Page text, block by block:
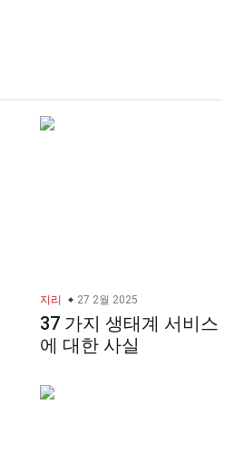
지리 27 2월 2025
37 가지 생태계 서비스
에 대한 사실